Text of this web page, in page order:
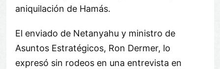
aniquilación de Hamás.
El enviado de Netanyahu y ministro de
Asuntos Estratégicos, Ron Dermer, lo
expresó sin rodeos en una entrevista en